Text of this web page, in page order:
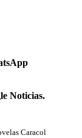
Noticias.
Caracol